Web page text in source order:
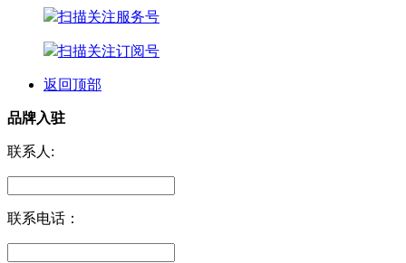
扫描关注服务号
扫描关注订阅号
返回顶部
品牌入驻
联系人:
联系电话：